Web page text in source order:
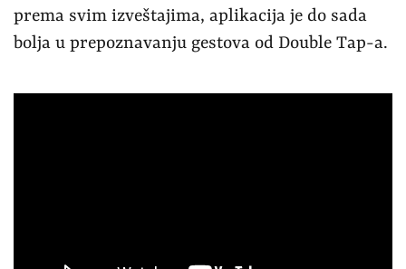
prema svim izveštajima, aplikacija je do sada
bolja u prepoznavanju gestova od Double Tap-a.